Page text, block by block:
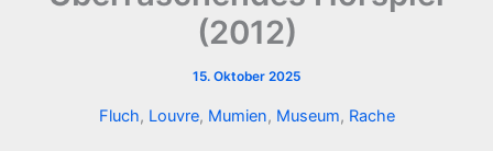
(2012)
15. Oktober 2025
Fluch, Louvre, Mumien, Museum, Rache